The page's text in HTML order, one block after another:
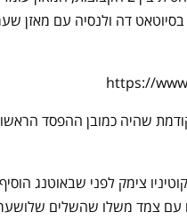
שלנו בסיוטאט דה ולנסיה עם
https://
שהיה כמובן ההפסד
צימק לפני שבאוטנג
קוטיניו עם צמד משלו שהשלים